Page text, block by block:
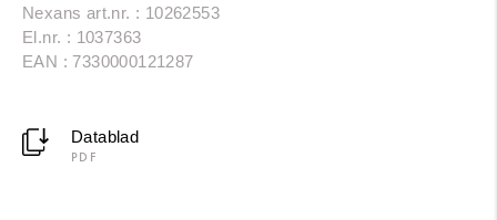
Nexans art.nr. : 10262553
El.nr. : 1037363
EAN : 7330000121287
Datablad
PDF